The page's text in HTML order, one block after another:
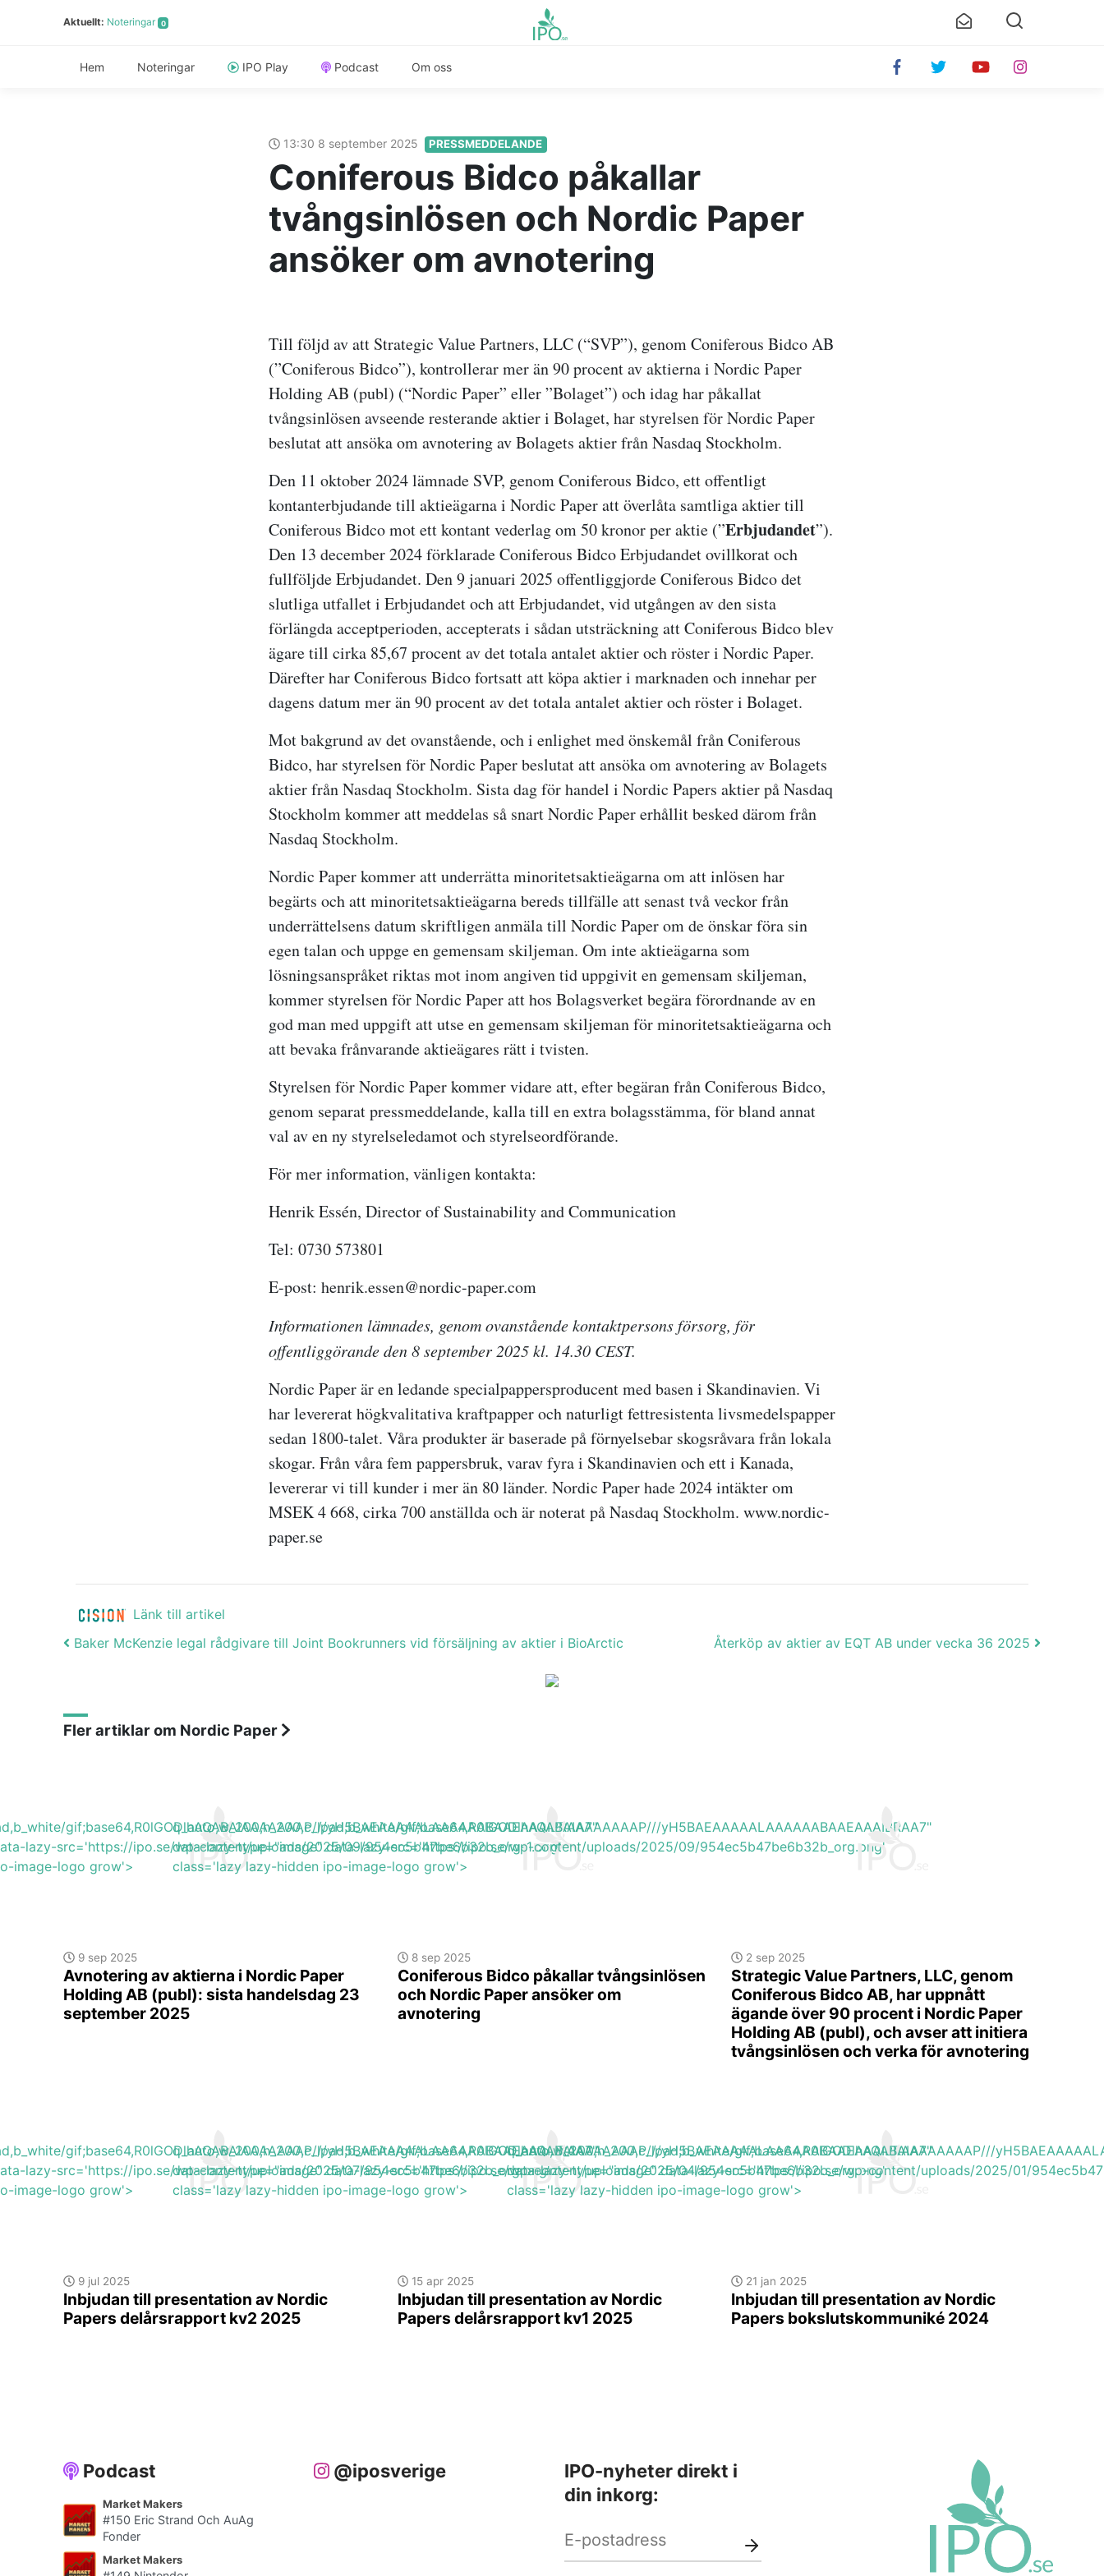
Aktuellt: Noteringar 0
Hem Noteringar IPO Play Podcast Om oss
13:30 8 september 2025 PRESSMEDDELANDE
Coniferous Bidco påkallar
tvångsinlösen och Nordic Paper
ansöker om avnotering
Till följd av att Strategic Value Partners, LLC (“SVP”), genom Coniferous Bidco AB
(”Coniferous Bidco”), kontrollerar mer än 90 procent av aktierna i Nordic Paper
Holding AB (publ) (“Nordic Paper” eller ”Bolaget”) och idag har påkallat
tvångsinlösen avseende resterande aktier i Bolaget, har styrelsen för Nordic Paper
beslutat att ansöka om avnotering av Bolagets aktier från Nasdaq Stockholm.
Den 11 oktober 2024 lämnade SVP, genom Coniferous Bidco, ett offentligt
kontanterbjudande till aktieägarna i Nordic Paper att överlåta samtliga aktier till
Coniferous Bidco mot ett kontant vederlag om 50 kronor per aktie (”Erbjudandet”).
Den 13 december 2024 förklarade Coniferous Bidco Erbjudandet ovillkorat och
fullföljde Erbjudandet. Den 9 januari 2025 offentliggjorde Coniferous Bidco det
slutliga utfallet i Erbjudandet och att Erbjudandet, vid utgången av den sista
förlängda acceptperioden, accepterats i sådan utsträckning att Coniferous Bidco blev
ägare till cirka 85,67 procent av det totala antalet aktier och röster i Nordic Paper.
Därefter har Coniferous Bidco fortsatt att köpa aktier i marknaden och innehar per
dagens datum mer än 90 procent av det totala antalet aktier och röster i Bolaget.
Mot bakgrund av det ovanstående, och i enlighet med önskemål från Coniferous
Bidco, har styrelsen för Nordic Paper beslutat att ansöka om avnotering av Bolagets
aktier från Nasdaq Stockholm. Sista dag för handel i Nordic Papers aktier på Nasdaq
Stockholm kommer att meddelas så snart Nordic Paper erhållit besked därom från
Nasdaq Stockholm.
Nordic Paper kommer att underrätta minoritetsaktieägarna om att inlösen har
begärts och att minoritetsaktieägarna bereds tillfälle att senast två veckor från
underrättelsens datum skriftligen anmäla till Nordic Paper om de önskar föra sin
egen talan och uppge en gemensam skiljeman. Om inte aktieägarna som
lösningsanspråket riktas mot inom angiven tid uppgivit en gemensam skiljeman,
kommer styrelsen för Nordic Paper att hos Bolagsverket begära förordnande av en
god man med uppgift att utse en gemensam skiljeman för minoritetsaktieägarna och
att bevaka frånvarande aktieägares rätt i tvisten.
Styrelsen för Nordic Paper kommer vidare att, efter begäran från Coniferous Bidco,
genom separat pressmeddelande, kalla till en extra bolagsstämma, för bland annat
val av en ny styrelseledamot och styrelseordförande.
För mer information, vänligen kontakta:
Henrik Essén, Director of Sustainability and Communication
Tel: 0730 573801
E-post: henrik.essen@nordic-paper.com
Informationen lämnades, genom ovanstående kontaktpersons försorg, för
offentliggörande den 8 september 2025 kl. 14.30 CEST.
Nordic Paper är en ledande specialpappersproducent med basen i Skandinavien. Vi
har levererat högkvalitativa kraftpapper och naturligt fettresistenta livsmedelspapper
sedan 1800-talet. Våra produkter är baserade på förnyelsebar skogsråvara från lokala
skogar. Från våra fem pappersbruk, varav fyra i Skandinavien och ett i Kanada,
levererar vi till kunder i mer än 80 länder. Nordic Paper hade 2024 intäkter om
MSEK 4 668, cirka 700 anställda och är noterat på Nasdaq Stockholm. www.nordic-
paper.se
Länk till artikel
Post navigation
Baker McKenzie legal rådgivare till Joint Bookrunners vid försäljning av aktier i BioArctic Återköp av aktier av EQT AB under vecka 36 2025
Fler artiklar om Nordic Paper
gif;base64,R0lGODlhAQABAIAAAAAAAP///yH5BAEAAAAALAAAAAABAAEAAAIBRAA7"
lazy-src='https://ipo.se/wp-content/uploads/2025/09/954ec5b47be6b32b_org-1.png'
image-logo grow'>
9 sep 2025
Avnotering av aktierna i Nordic Paper
Holding AB (publ): sista handelsdag 23
september 2025
q_auto,w_200,h_200,c_lpad,b_white/gif;base64,R0lGODlhAQABAIAAAAAAAP///yH5BAEAAAAALAAAAAABAAEAAAIBRAA7"
data-lazy-type="image" data-lazy-src='https://ipo.se/wp-content/uploads/2025/09/954ec5b47be6b32b_org.png'
class='lazy lazy-hidden ipo-image-logo grow'>
8 sep 2025
Coniferous Bidco påkallar tvångsinlösen
och Nordic Paper ansöker om
avnotering
2 sep 2025
Strategic Value Partners, LLC, genom
Coniferous Bidco AB, har uppnått
ägande över 90 procent i Nordic Paper
Holding AB (publ), och avser att initiera
tvångsinlösen och verka för avnotering
gif;base64,R0lGODlhAQABAIAAAAAAAP///yH5BAEAAAAALAAAAAABAAEAAAIBRAA7"
lazy-src='https://ipo.se/wp-content/uploads/2025/07/954ec5b47be6b32b_org.png'
image-logo grow'>
9 jul 2025
Inbjudan till presentation av Nordic
Papers delårsrapport kv2 2025
q_auto,w_200,h_200,c_lpad,b_white/gif;base64,R0lGODlhAQABAIAAAAAAAP///yH5BAEAAAAALAAAAAABAAEAAAIBRAA7"
data-lazy-type="image" data-lazy-src='https://ipo.se/wp-content/uploads/2025/04/954ec5b47be6b32b_org.png'
class='lazy lazy-hidden ipo-image-logo grow'>
15 apr 2025
Inbjudan till presentation av Nordic
Papers delårsrapport kv1 2025
q_auto,w_200,h_200,c_lpad,b_white/gif;base64,R0lGODlhAQABAIAAAAAAAP///
data-lazy-type="image" data-lazy-src='https://ipo.se/wp-content/uploads/2025/01/
class='lazy lazy-hidden ipo-image-logo grow'>
21 jan 2025
Inbjudan till presentation av Nordic
Papers bokslutskommuniké 2024
Podcast
Market Makers
#150 Eric Strand Och AuAg
Fonder
Market Makers
@iposverige
IPO-nyheter direkt i
din inkorg: